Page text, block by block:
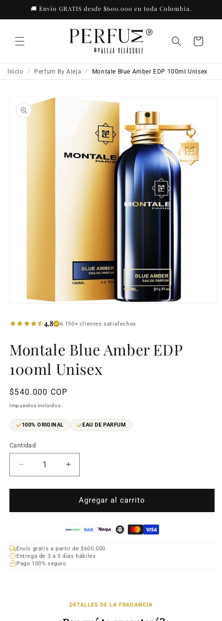
directamente
al contenido
🚚 Envío GRATIS desde $600.000 en toda Colombia.
Carrito
Inicio / Perfum By Aleja / Montale Blue Amber EDP 100ml Unisex
directamente
a la
información
multimedia
1
una
ventana
modal
4.8 6.150+ clientes satisfechos
Montale Blue Amber EDP
100ml Unisex
Precio
habitual
$540.000 COP
Impuestos incluidos.
100% ORIGINAL EAU DE PARFUM
Cantidad
Cantidad
Reducir
cantidad
para
Blue
100ml
Unisex
Aumentar
cantidad
para
Montale
Blue
EDP
100ml
Unisex
Agregar al carrito
Envío gratis a partir de $600.000
Entrega de 3 a 5 días hábiles
Pago 100% seguro
DETALLES DE LA FRAGANCIA